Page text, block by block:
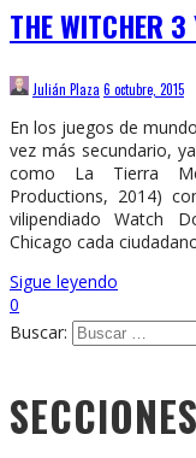
THE WITCHER 3
Julián Plaza 6 octubre, 2015
En los juegos de
vez más secundario,
como La Tierra
Productions, 2014)
vilipendiado Watch
Chicago cada
Sigue leyendo
0
Buscar:
SECCIONES